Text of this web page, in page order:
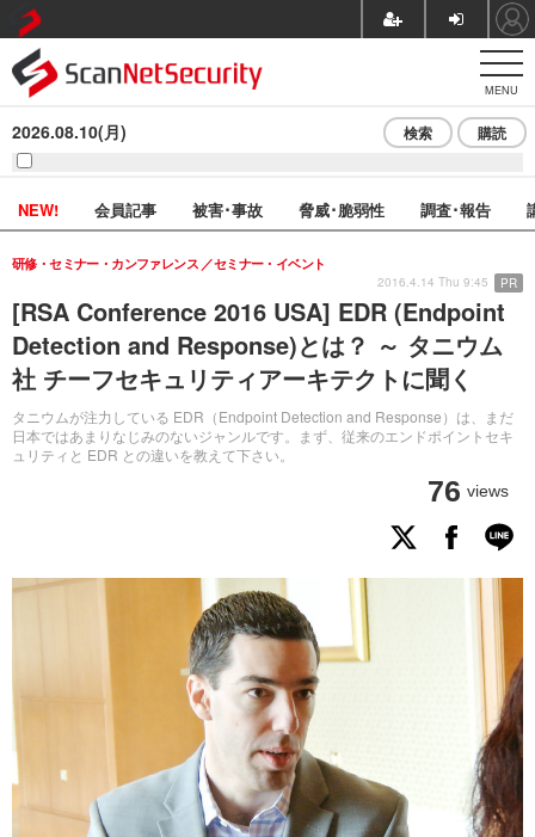
MENU
2026.08.10(月) 検索 購読
NEW! 会員記事 被害･事故 脅威･脆弱性 調査･報告
[RSA Conference 2016 USA] EDR (Endpoint
Detection and Response)とは？ ～ タニウム
社 チーフセキュリティアーキテクトに聞く
タニウムが注力している EDR（Endpoint Detection and Response）は、まだ
日本ではあまりなじみのないジャンルです。まず、従来のエンドポイントセキ
ュリティと EDR との違いを教えて下さい。
研修・セミナー・カンファレンス セミナー・イベント
76 views
2016.4.14 Thu 9:45 PR